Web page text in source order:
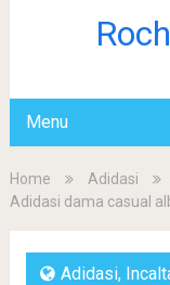
Menu
Home Adidasi
Adidasi dama casual
Adidasi,